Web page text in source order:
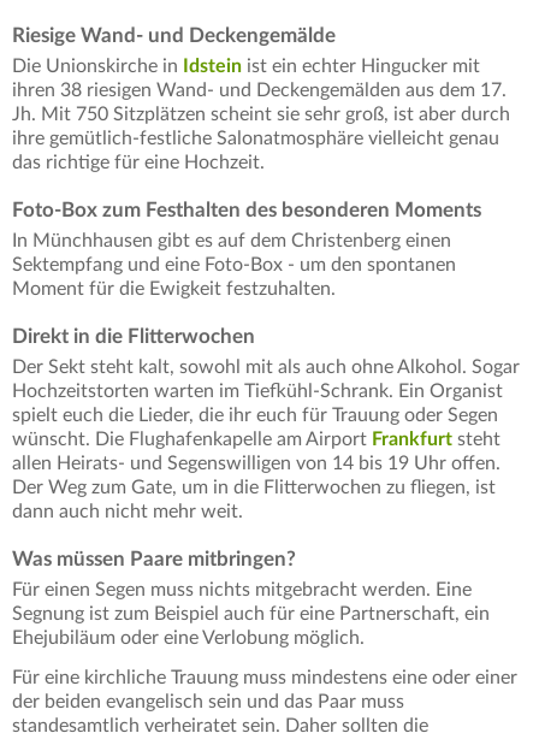
Riesige Wand- und Deckengemälde
Die Unionskirche in Idstein ist ein echter Hingucker mit
ihren 38 riesigen Wand- und Deckengemälden aus dem 17.
Jh. Mit 750 Sitzplätzen scheint sie sehr groß, ist aber durch
ihre gemütlich-festliche Salonatmosphäre vielleicht genau
das richtige für eine Hochzeit.
Foto-Box zum Festhalten des besonderen Moments
In Münchhausen gibt es auf dem Christenberg einen
Sektempfang und eine Foto-Box - um den spontanen
Moment für die Ewigkeit festzuhalten.
Direkt in die Flitterwochen
Der Sekt steht kalt, sowohl mit als auch ohne Alkohol. Sogar
Hochzeitstorten warten im Tiefkühl-Schrank. Ein Organist
spielt euch die Lieder, die ihr euch für Trauung oder Segen
wünscht. Die Flughafenkapelle am Airport Frankfurt steht
allen Heirats- und Segenswilligen von 14 bis 19 Uhr offen.
Der Weg zum Gate, um in die Flitterwochen zu fliegen, ist
dann auch nicht mehr weit.
Was müssen Paare mitbringen?
Für einen Segen muss nichts mitgebracht werden. Eine
Segnung ist zum Beispiel auch für eine Partnerschaft, ein
Ehejubiläum oder eine Verlobung möglich.
Für eine kirchliche Trauung muss mindestens eine oder einer
der beiden evangelisch sein und das Paar muss
standesamtlich verheiratet sein. Daher sollten die